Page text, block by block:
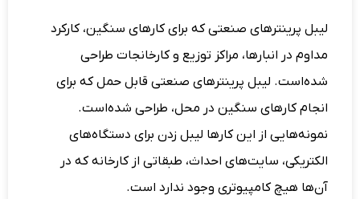
لیبل پرینترهای صنعتی که برای کارهای سنگین، کارکرد
مداوم در انبارها، مراکز توزیع و کارخانجات طراحی
شده‌است. لیبل پرینترهای صنعتی قابل حمل که برای
انجام کارهای سنگین در محل، طراحی شده‌است.
نمونه‌هایی از این کارها لیبل زدن برای دستگاه‌های
الکتریکی، سایت‌های احداث، طبقاتی از کارخانه که در
آن‌ها هیچ کامپیوتری وجود ندارد است.